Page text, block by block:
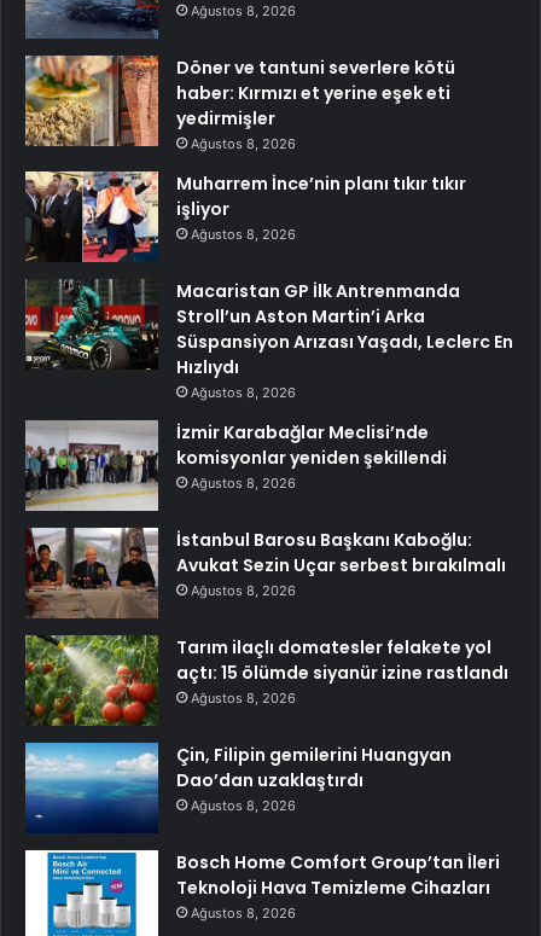
Ağustos 8, 2026
Döner ve tantuni severlere kötü
haber: Kırmızı et yerine eşek eti
yedirmişler
Ağustos 8, 2026
Muharrem İnce’nin planı tıkır tıkır
işliyor
Ağustos 8, 2026
Macaristan GP İlk Antrenmanda
Stroll’un Aston Martin’i Arka
Süspansiyon Arızası Yaşadı, Leclerc En
Hızlıydı
Ağustos 8, 2026
İzmir Karabağlar Meclisi’nde
komisyonlar yeniden şekillendi
Ağustos 8, 2026
İstanbul Barosu Başkanı Kaboğlu:
Avukat Sezin Uçar serbest bırakılmalı
Ağustos 8, 2026
Tarım ilaçlı domatesler felakete yol
açtı: 15 ölümde siyanür izine rastlandı
Ağustos 8, 2026
Çin, Filipin gemilerini Huangyan
Dao’dan uzaklaştırdı
Ağustos 8, 2026
Bosch Home Comfort Group’tan İleri
Teknoloji Hava Temizleme Cihazları
Ağustos 8, 2026